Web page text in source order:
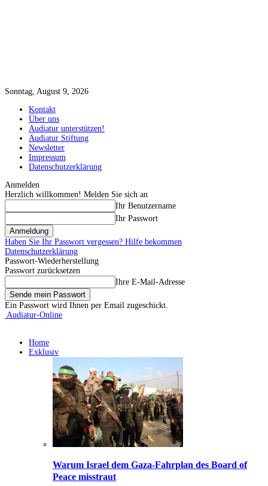
Sonntag, August 9, 2026
Kontakt
Über uns
Audiatur unterstützen!
Audiatur Stiftung
Newsletter
Impressum
Datenschutzerklärung
Anmelden
Herzlich willkommen! Melden Sie sich an
Ihr Benutzername
Ihr Passwort
Haben Sie Ihr Passwort vergessen? Hilfe bekommen
Datenschutzerklärung
Passwort-Wiederherstellung
Passwort zurücksetzen
Ihre E-Mail-Adresse
Ein Passwort wird Ihnen per Email zugeschickt.
Audiatur-Online
Home
Exklusiv
Warum Israel dem Gaza-Fahrplan des Board of
Peace misstraut